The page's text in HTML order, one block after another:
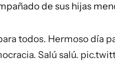
de sus hijas
todos. Hermoso día
Salú salú.